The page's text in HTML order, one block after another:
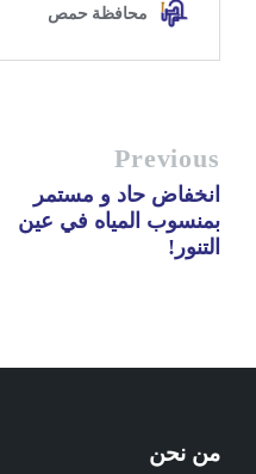
Previous
انخفاض حاد و مستمر
بمنسوب المياه في عين
التنور!
من نحن